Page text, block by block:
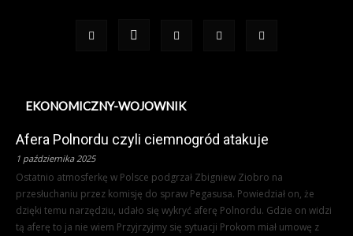
EKONOMICZNY-WOJOWNIK
Afera Polnordu czyli ciemnogród atakuje
1 października 2025
Ostatnio atmosferkę w Polsce podgrzał Zbigniew Ziobro na
przesłuchaniu przez komisję do spraw Pegasusa. Powiedział on, że
dzięki temu narzędziu, udało się wykryć aferę Polnordu. Gdzie on widzi
tą aferę to ja nie wiem Przyjrzyjmy się sytuacji Prokom miał umowę z